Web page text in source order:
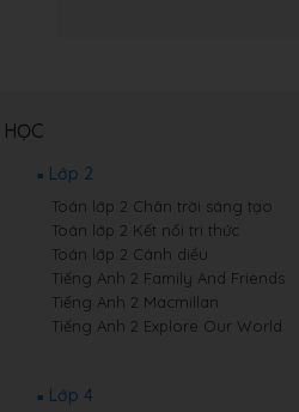
Lớp 2
Toán lớp 2 Chân trời sáng tạo
Toán lớp 2 Kết nối tri thức
Toán lớp 2 Cánh diều
Tiếng Anh 2 Family And Friends
Tiếng Anh 2 Macmillan
Tiếng Anh 2 Explore Our World
Lớp 4